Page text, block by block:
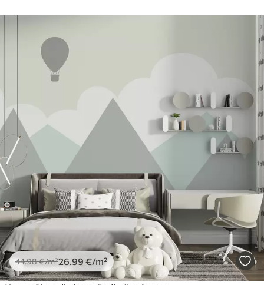
.9826 .99
Premium
Premium vinüül
65 .00 €/m²
Peel and Stick
.6749.00€ /m²
44.98€/m²26 .99 €/m²